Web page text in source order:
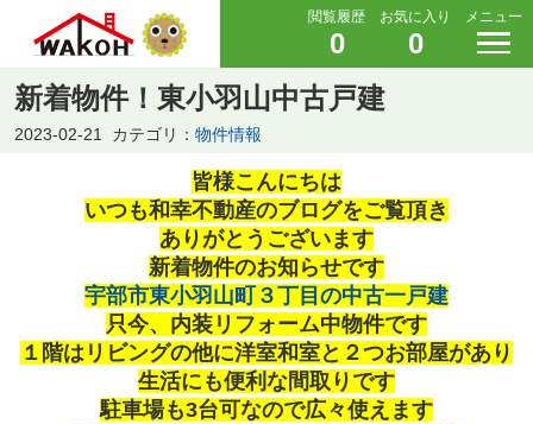
閲覧履歴
0
お気に入り
0
メニュー
新着物件！東小羽山中古戸建
2023-02-21 カテゴリ： 物件情報
皆様こんにちは
いつも和幸不動産のブログをご覧頂き
ありがとうございます
新着物件のお知らせです
宇部市東小羽山町３丁目の中古一戸建
只今、内装リフォーム中物件です
１階はリビングの他に洋室和室と２つお部屋があり
生活にも便利な間取りです
駐車場も3台可なので広々使えます